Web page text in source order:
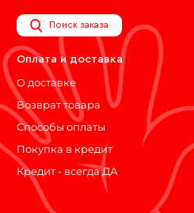
Поиск заказа
Оплата и доставка
О доставке
Возврат товара
Способы оплаты
Покупка в кредит
Кредит - всегда ДА